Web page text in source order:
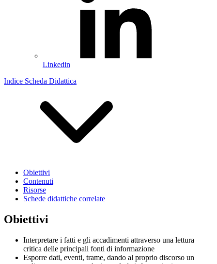
Linkedin
Indice Scheda Didattica
Obiettivi
Contenuti
Risorse
Schede didattiche correlate
Obiettivi
Interpretare i fatti e gli accadimenti attraverso una lettura
critica delle principali fonti di informazione
Esporre dati, eventi, trame, dando al proprio discorso un